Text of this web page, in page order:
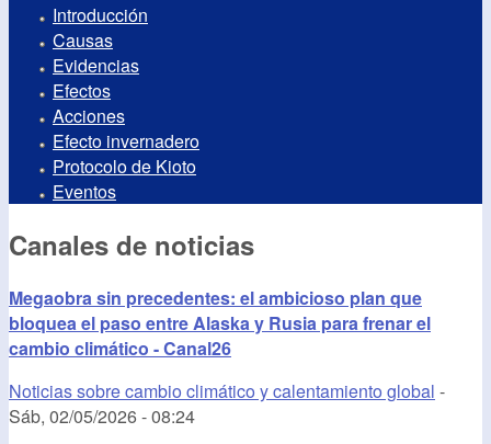
Introducción
Causas
Evidencias
Efectos
Acciones
Efecto invernadero
Protocolo de Kioto
Eventos
Canales de noticias
Megaobra sin precedentes: el ambicioso plan que
bloquea el paso entre Alaska y Rusia para frenar el
cambio climático - Canal26
Noticias sobre cambio climático y calentamiento global -
Sáb, 02/05/2026 - 08:24